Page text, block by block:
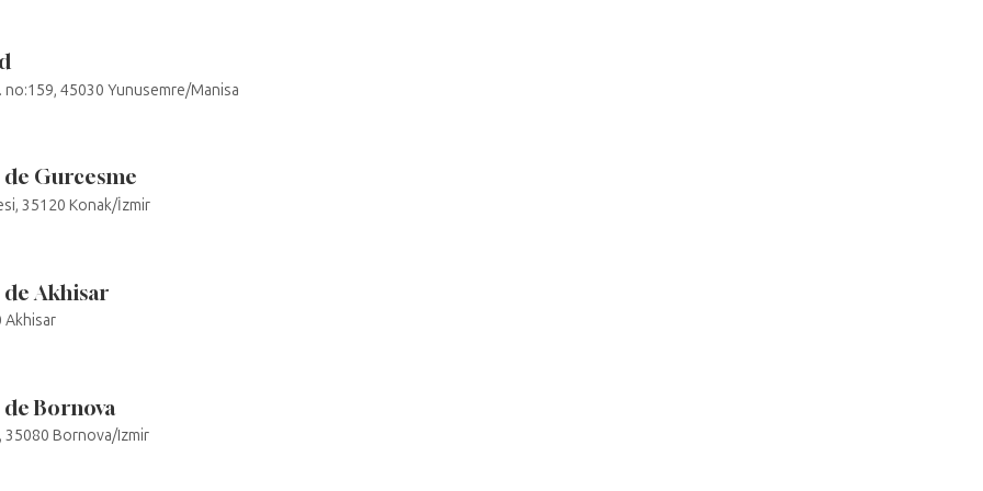
no:159, 45030 Yunusemre/Manisa
Gurcesme
35120 Konak/İzmir
Akhisar
Akhisar
Bornova
35080 Bornova/Izmir